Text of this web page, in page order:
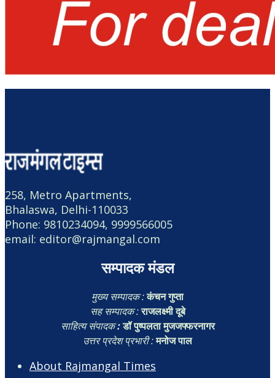
258, Metro Apartments,
Bhalaswa, Delhi-110033
Phone: 9810234094, 9999566005
email: editor@rajmangal.com
सम्पादक मंडल
मुख्य सम्पादक :कंचन गुप्ता
सह सम्पादक :राजलक्ष्मी दूबे
साहित्य संपादक:डॉ पुष्पलता मुजजफ्फरनागर
उत्तर प्रदेश प्रभारी :मनोज पाल
About Rajmangal Times